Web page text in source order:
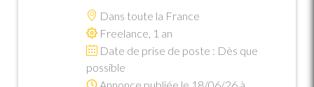
Dans toute la France
Freelance, 1 an
Date de prise de poste : Dès que
possible